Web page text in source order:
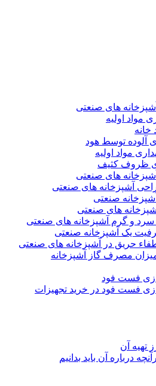
های صنعتی
مواد اولیه
خانه
آلوده توسط هود
مواد اولیه
ظروف کثیف
های صنعتی
آشپزخانه های صنعتی
صنعتی
های صنعتی
سرد و گرم آشپزخانه های صنعتی
یک آشپزخانه صنعتی
حریق در آشپزخانه های صنعتی
مصرف گاز آشپزخانه
فست فود
فست فود در خرید تجهیزات
تهیه آن
درباره آن باید بدانیم